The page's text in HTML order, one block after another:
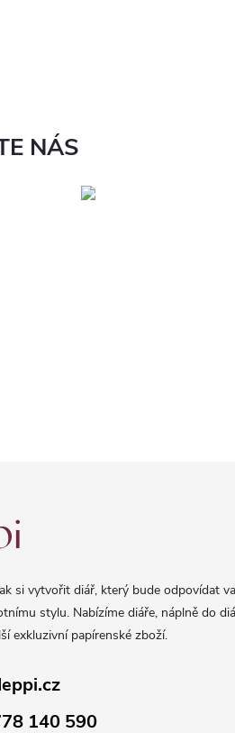
NÁS
si vytvořit diář, který bude odpovídat
stylu. Nabízíme diáře, náplně do
exkluzivní papírenské zboží.
140 590